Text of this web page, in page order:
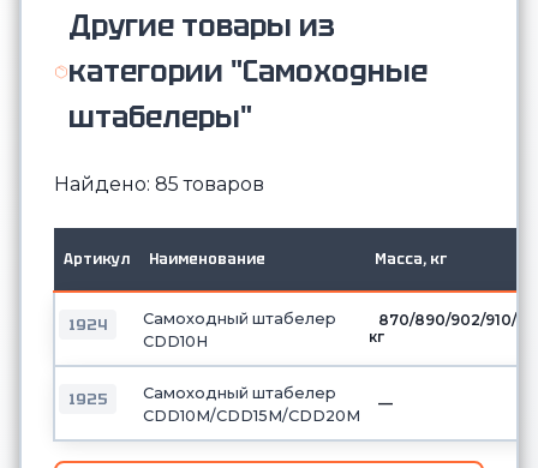
Другие товары из
категории "Самоходные
штабелеры"
Найдено: 85 товаров
Артикул Наименование Масса, кг
1924
Самоходный штабелер
CDD10H
870/890/902/910/
кг
1925
Самоходный штабелер
CDD10М/CDD15М/CDD20М
—